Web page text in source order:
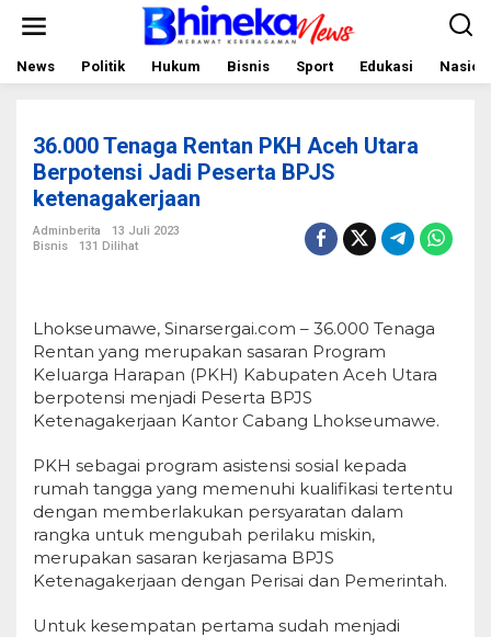
News Politik Hukum Bisnis Sport Edukasi
36.000 Tenaga Rentan PKH Aceh Utara
Berpotensi Jadi Peserta BPJS
ketenagakerjaan
Adminberita
13 Juli 2023
Bisnis
131 Dilihat
Lhokseumawe, Sinarsergai.com – 36.000 Tenaga
Rentan yang merupakan sasaran Program
Keluarga Harapan (PKH) Kabupaten Aceh Utara
berpotensi menjadi Peserta BPJS
Ketenagakerjaan Kantor Cabang Lhokseumawe.
PKH sebagai program asistensi sosial kepada
rumah tangga yang memenuhi kualifikasi tertentu
dengan memberlakukan persyaratan dalam
rangka untuk mengubah perilaku miskin,
merupakan sasaran kerjasama BPJS
Ketenagakerjaan dengan Perisai dan Pemerintah.
Untuk kesempatan pertama sudah menjadi